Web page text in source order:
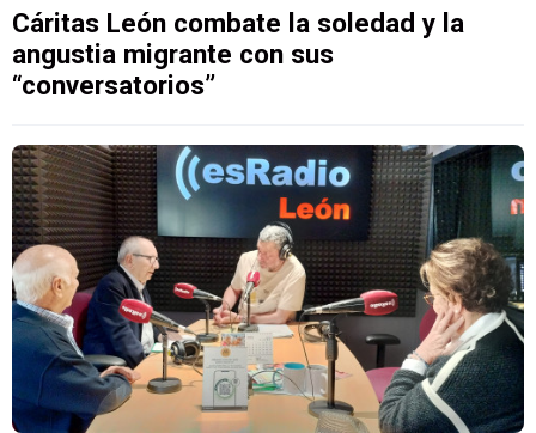
Cáritas León combate la soledad y la
angustia migrante con sus
“conversatorios”